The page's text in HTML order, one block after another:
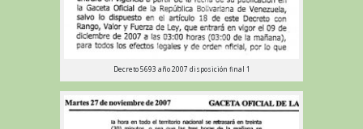
Decreto 5693 año 2007 disposición final 1